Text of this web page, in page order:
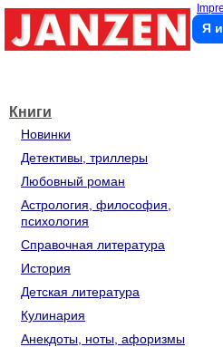
Я
Книги
Новинки
Детективы, триллеры
Любовный роман
Астрология, философия,
психология
Справочная литература
История
Детская литература
Кулинария
Анекдоты, ноты, афоризмы